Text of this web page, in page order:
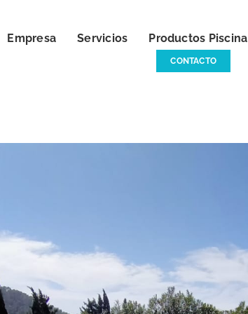
Empresa Servicios Productos Piscina
CONTACTO